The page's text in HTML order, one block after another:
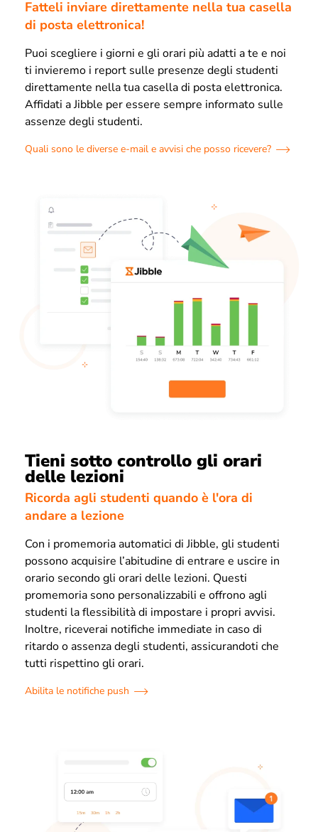
Fatteli inviare direttamente nella tua casella
di posta elettronica!
Puoi scegliere i giorni e gli orari più adatti a te e noi
ti invieremo i report sulle presenze degli studenti
direttamente nella tua casella di posta elettronica.
Affidati a Jibble per essere sempre informato sulle
assenze degli studenti.
Quali sono le diverse e-mail e avvisi che posso ricevere?
Tieni sotto controllo gli orari
delle lezioni
Ricorda agli studenti quando è l'ora di
andare a lezione
Con i promemoria automatici di Jibble, gli studenti
possono acquisire l’abitudine di entrare e uscire in
orario secondo gli orari delle lezioni. Questi
promemoria sono personalizzabili e offrono agli
studenti la flessibilità di impostare i propri avvisi.
Inoltre, riceverai notifiche immediate in caso di
ritardo o assenza degli studenti, assicurandoti che
tutti rispettino gli orari.
Abilita le notifiche push